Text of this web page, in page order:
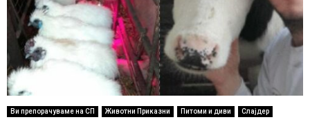
Ви препорачуваме на СП Животни Приказни Питоми и диви Слајдер